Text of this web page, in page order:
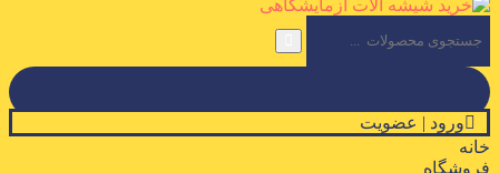
ورود | عضویت
خانه
فروشگاه